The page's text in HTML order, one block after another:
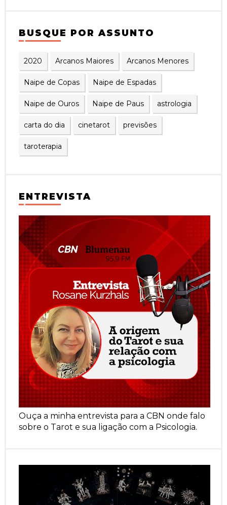
BUSQUE POR ASSUNTO
2020 Arcanos Maiores Arcanos Menores
Naipe de Copas Naipe de Espadas
Naipe de Ouros Naipe de Paus astrologia
carta do dia cinetarot previsões
taroterapia
ENTREVISTA
Ouça a minha entrevista para a CBN onde falo
sobre o Tarot e sua ligação com a Psicologia.